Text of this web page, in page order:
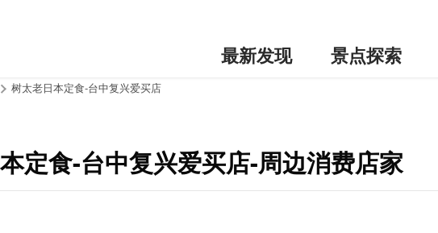
最新发现 景点探索
树太老日本定食-台中复兴爱买店
定食-台中复兴爱买店-周边消费店家